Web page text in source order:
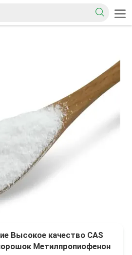
Высокое качество CAS
Метилпропиофенон